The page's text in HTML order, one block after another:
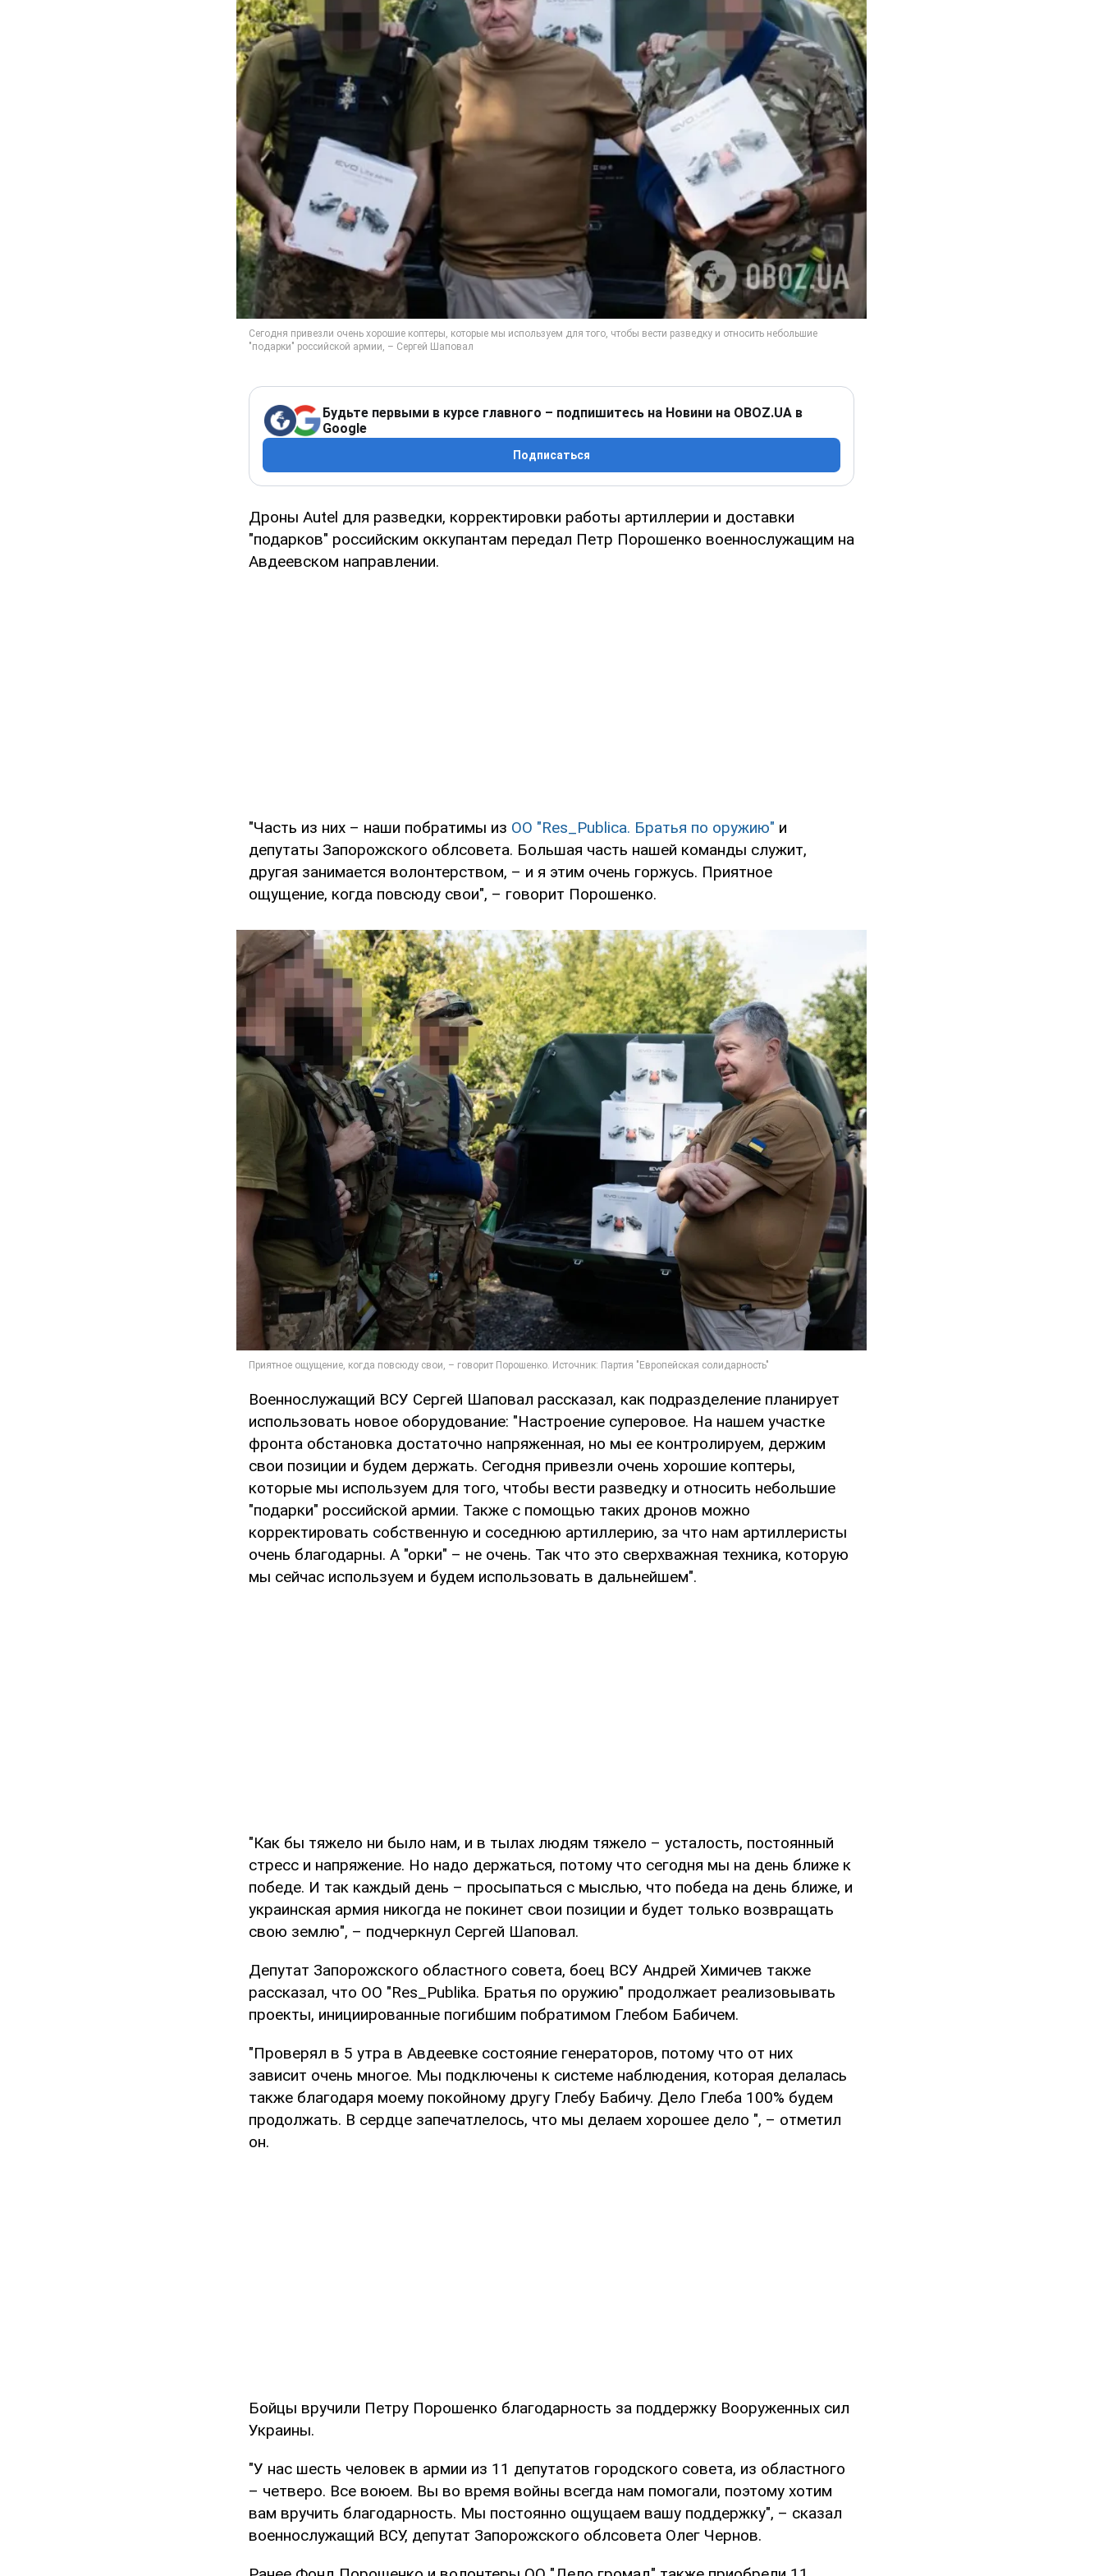
Будьте первыми в курсе главного – подпишитесь на Новини на OBOZ.UA в
Google
Подписаться
Дроны Autel для разведки, корректировки работы артиллерии и доставки
"подарков" российским оккупантам передал Петр Порошенко военнослужащим на
Авдеевском направлении.
"Часть из них – наши побратимы из ОО "Res_Publica. Братья по оружию" и
депутаты Запорожского облсовета. Большая часть нашей команды служит,
другая занимается волонтерством, – и я этим очень горжусь. Приятное
ощущение, когда повсюду свои", – говорит Порошенко.
Военнослужащий ВСУ Сергей Шаповал рассказал, как подразделение планирует
использовать новое оборудование: "Настроение суперовое. На нашем участке
фронта обстановка достаточно напряженная, но мы ее контролируем, держим
свои позиции и будем держать. Сегодня привезли очень хорошие коптеры,
которые мы используем для того, чтобы вести разведку и относить небольшие
"подарки" российской армии. Также с помощью таких дронов можно
корректировать собственную и соседнюю артиллерию, за что нам артиллеристы
очень благодарны. А "орки" – не очень. Так что это сверхважная техника, которую
мы сейчас используем и будем использовать в дальнейшем".
"Как бы тяжело ни было нам, и в тылах людям тяжело – усталость, постоянный
стресс и напряжение. Но надо держаться, потому что сегодня мы на день ближе к
победе. И так каждый день – просыпаться с мыслью, что победа на день ближе, и
украинская армия никогда не покинет свои позиции и будет только возвращать
свою землю", – подчеркнул Сергей Шаповал.
Депутат Запорожского областного совета, боец ВСУ Андрей Химичев также
рассказал, что ОО "Res_Publika. Братья по оружию" продолжает реализовывать
проекты, инициированные погибшим побратимом Глебом Бабичем.
"Проверял в 5 утра в Авдеевке состояние генераторов, потому что от них
зависит очень многое. Мы подключены к системе наблюдения, которая делалась
также благодаря моему покойному другу Глебу Бабичу. Дело Глеба 100% будем
продолжать. В сердце запечатлелось, что мы делаем хорошее дело ", – отметил
он.
Бойцы вручили Петру Порошенко благодарность за поддержку Вооруженных сил
Украины.
"У нас шесть человек в армии из 11 депутатов городского совета, из областного
– четверо. Все воюем. Вы во время войны всегда нам помогали, поэтому хотим
вам вручить благодарность. Мы постоянно ощущаем вашу поддержку", – сказал
военнослужащий ВСУ, депутат Запорожского облсовета Олег Чернов.